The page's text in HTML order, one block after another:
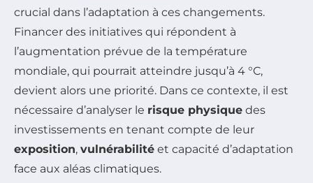
crucial dans l’adaptation à ces changements.
Financer des initiatives qui répondent à
l’augmentation prévue de la température
mondiale, qui pourrait atteindre jusqu’à 4 °C,
devient alors une priorité. Dans ce contexte, il est
nécessaire d’analyser le risque physique des
investissements en tenant compte de leur
exposition, vulnérabilité et capacité d’adaptation
face aux aléas climatiques.